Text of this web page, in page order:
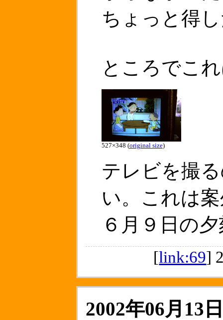
ちょっと得
ところでこ
527×348 (original size)
テレビを撮
い。これは
６月９日の
[link:69]
2002年06月13